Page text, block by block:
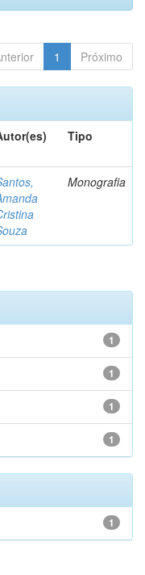
1 Próximo
Tipo
Monografia
1
1
1
1
1